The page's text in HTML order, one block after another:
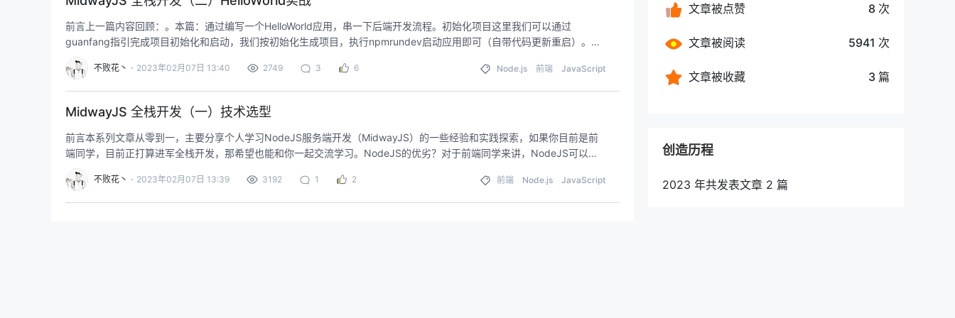
前言上一篇内容回顾：。本篇：通过编写一个HelloWorld应用，串一下后端开发流程。初始化项目这里我们可以通过
guanfang指引完成项目初始化和启动，我们按初始化生成项目，执行npmrundev启动应用即可（自带代码更新重启）。略
不败花丶 2023年02月07日 13:40 2749 3 6 Node.js 前端 JavaScript
MidwayJS 全栈开发（一）技术选型
前言本系列文章从零到一，主要分享个人学习NodeJS服务端开发（MidwayJS）的一些经验和实践探索，如果你目前是前
端同学，目前正打算进军全栈开发，那希望也能和你一起交流学习。NodeJS的优劣？对于前端同学来讲，NodeJS可以说
不败花丶 2023年02月07日 13:39 3192 1 2 前端 Node.js JavaScript
文章被点赞 8 次
文章被阅读 5941 次
文章被收藏 3 篇
创造历程
2023 年共发表文章 2 篇